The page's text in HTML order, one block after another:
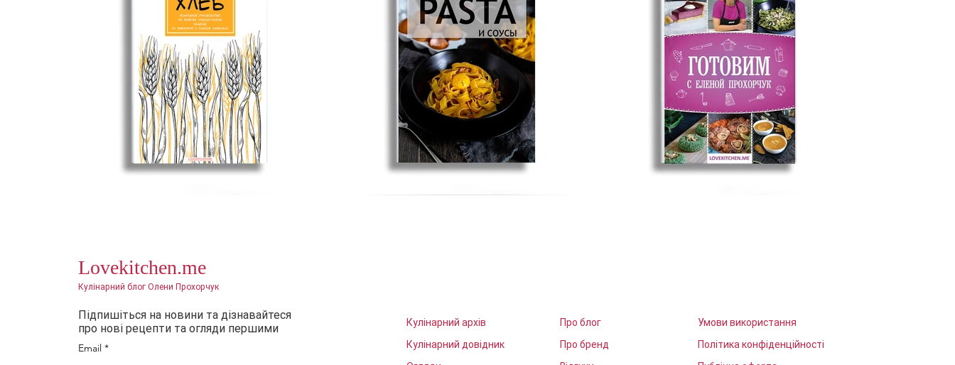
Lovekitchen.me
Кулінарний блог Олени Прохорчук
Підпишіться на новини та дізнавайтеся
про нові рецепти та огляди першими
Email
Кулінарний архів
Кулінарний довідник
Про блог
Про бренд
Умови використання
Політика конфіденційності